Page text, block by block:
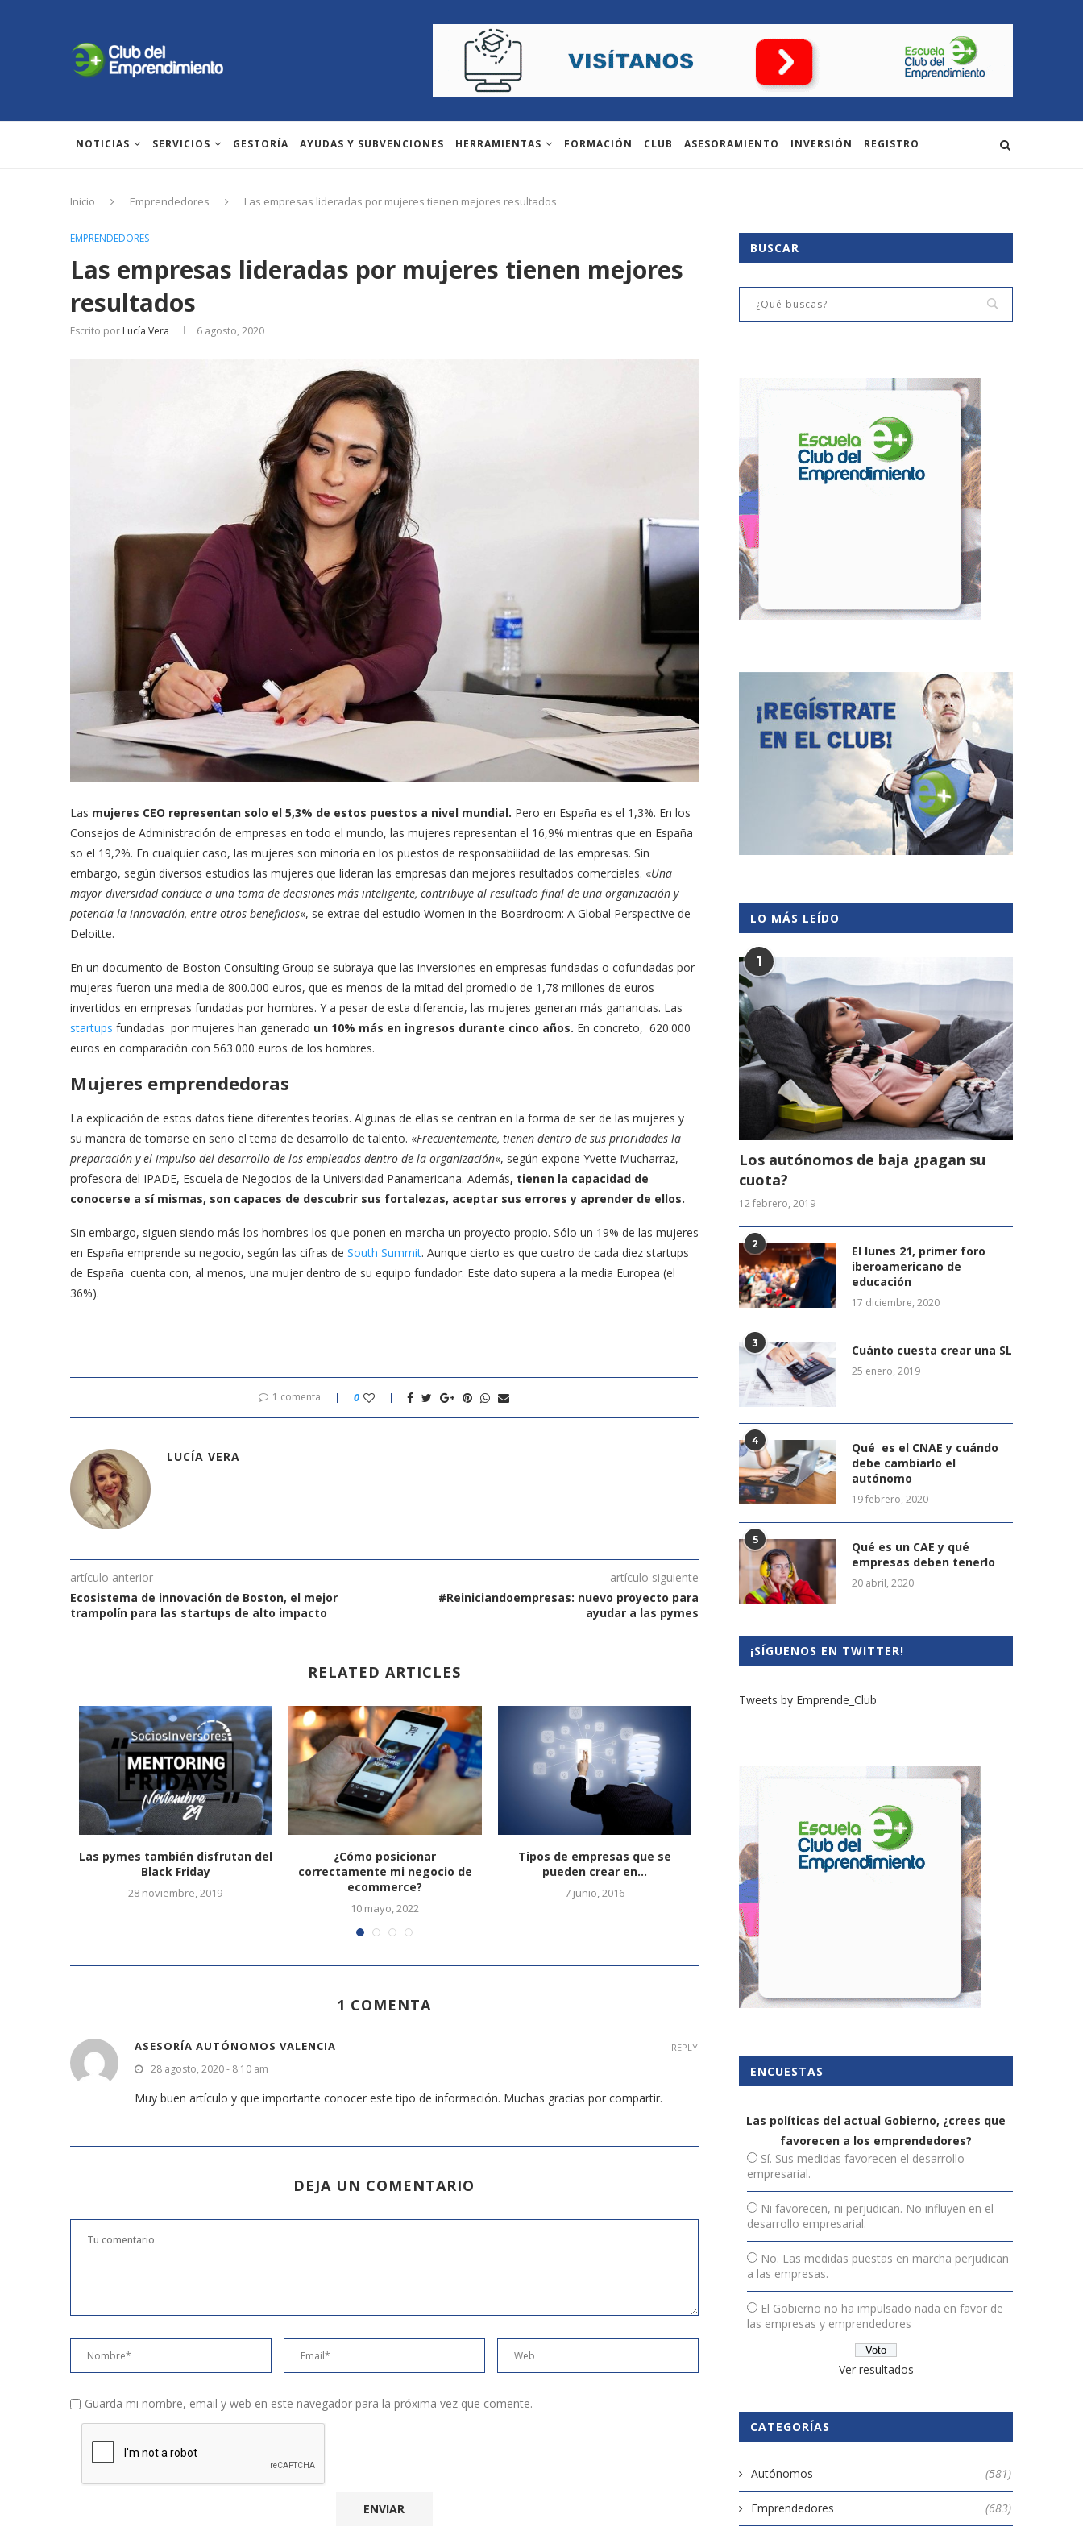
NOTICIAS SERVICIOS GESTORÍA AYUDAS Y SUBVENCIONES HERRAMIENTAS FORMACIÓN CLUB ASESORAMIENTO INVERSIÓN REGISTRO
Inicio Emprendedores Las empresas lideradas por mujeres tienen mejores resultados
EMPRENDEDORES
Las empresas lideradas por mujeres tienen mejores
resultados
Escrito por Lucía Vera 6 agosto, 2020
Las mujeres CEO representan solo el 5,3% de estos puestos a nivel mundial. Pero en España es el 1,3%. En los
Consejos de Administración de empresas en todo el mundo, las mujeres representan el 16,9% mientras que en España
so el 19,2%. En cualquier caso, las mujeres son minoría en los puestos de responsabilidad de las empresas. Sin
embargo, según diversos estudios las mujeres que lideran las empresas dan mejores resultados comerciales. «Una
mayor diversidad conduce a una toma de decisiones más inteligente, contribuye al resultado final de una organización y
potencia la innovación, entre otros beneficios«, se extrae del estudio Women in the Boardroom: A Global Perspective de
Deloitte.
En un documento de Boston Consulting Group se subraya que las inversiones en empresas fundadas o cofundadas por
mujeres fueron una media de 800.000 euros, que es menos de la mitad del promedio de 1,78 millones de euros
invertidos en empresas fundadas por hombres. Y a pesar de esta diferencia, las mujeres generan más ganancias. Las
startups fundadas por mujeres han generado un 10% más en ingresos durante cinco años. En concreto, 620.000
euros en comparación con 563.000 euros de los hombres.
Mujeres emprendedoras
La explicación de estos datos tiene diferentes teorías. Algunas de ellas se centran en la forma de ser de las mujeres y
su manera de tomarse en serio el tema de desarrollo de talento. «Frecuentemente, tienen dentro de sus prioridades la
preparación y el impulso del desarrollo de los empleados dentro de la organización«, según expone Yvette Mucharraz,
profesora del IPADE, Escuela de Negocios de la Universidad Panamericana. Además, tienen la capacidad de
conocerse a sí mismas, son capaces de descubrir sus fortalezas, aceptar sus errores y aprender de ellos.
Sin embargo, siguen siendo más los hombres los que ponen en marcha un proyecto propio. Sólo un 19% de las mujeres
en España emprende su negocio, según las cifras de South Summit. Aunque cierto es que cuatro de cada diez startups
de España cuenta con, al menos, una mujer dentro de su equipo fundador. Este dato supera a la media Europea (el
36%).
1 comenta 0
LUCÍA VERA
artículo anterior
Ecosistema de innovación de Boston, el mejor
trampolín para las startups de alto impacto
artículo siguiente
#Reiniciandoempresas: nuevo proyecto para
ayudar a las pymes
RELATED ARTICLES
Las pymes también disfrutan del
Black Friday
28 noviembre, 2019
¿Cómo posicionar
correctamente mi negocio de
ecommerce?
10 mayo, 2022
Tipos de empresas que se
pueden crear en...
7 junio, 2016
Los mejores consejos para
emprendedores
18 septiembre, 2019
Siete programas que le
facilitarán la vida a...
1 COMENTA
ASESORÍA AUTÓNOMOS VALENCIA
28 agosto, 2020 - 8:10 am
Muy buen artículo y que importante conocer este tipo de información. Muchas gracias por compartir.
REPLY
DEJA UN COMENTARIO
Guarda mi nombre, email y web en este navegador para la próxima vez que comente.
BUSCAR
LO MÁS LEÍDO
1
Los autónomos de baja ¿pagan su
cuota?
12 febrero, 2019
2
El lunes 21, primer foro
iberoamericano de
educación
17 diciembre, 2020
3 Cuánto cuesta crear una SL
25 enero, 2019
4
Qué es el CNAE y cuándo
debe cambiarlo el
autónomo
19 febrero, 2020
5
Qué es un CAE y qué
empresas deben tenerlo
20 abril, 2020
¡SÍGUENOS EN TWITTER!
Tweets by Emprende_Club
ENCUESTAS
Las políticas del actual Gobierno, ¿crees que
favorecen a los emprendedores?
Sí. Sus medidas favorecen el desarrollo
empresarial.
Ni favorecen, ni perjudican. No influyen en el
desarrollo empresarial.
No. Las medidas puestas en marcha perjudican
a las empresas.
El Gobierno no ha impulsado nada en favor de
las empresas y emprendedores
Ver resultados
CATEGORÍAS
Autónomos (581)
Emprendedores (683)